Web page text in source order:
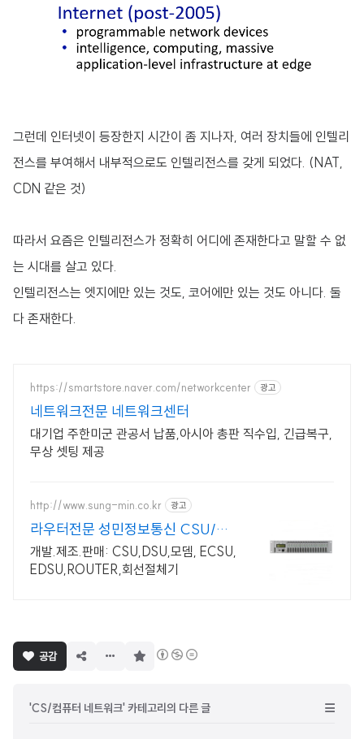
그런데 인터넷이 등장한지 시간이 좀 지나자, 여러 장치들에 인텔리
전스를 부여해서 내부적으로도 인텔리전스를 갖게 되었다. (NAT,
CDN 같은 것)
따라서 요즘은 인텔리전스가 정확히 어디에 존재한다고 말할 수 없
는 시대를 살고 있다.
인텔리전스는 엣지에만 있는 것도, 코어에만 있는 것도 아니다. 둘
다 존재한다.
https://smartstore.naver.com/networkcenter 광고
네트워크전문 네트워크센터
대기업 주한미군 관공서 납품,아시아 총판 직수입, 긴급복구,
무상 셋팅 제공
http://www.sung-min.co.kr 광고
라우터전문 성민정보통신 CSU/DS
U+네트웍통합전문
개발.제조.판매: CSU,DSU,모뎀, ECSU,
EDSU,ROUTER,회선절체기
공감
'CS/컴퓨터 네트워크' 카테고리의 다른 글